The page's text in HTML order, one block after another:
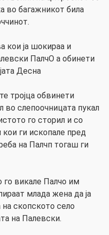
во багажникот била
кои ја шокираа и
ПалчО а обинети
Десна
тројца обвинети
слепоочницата пукал
го сторил и со
ги ископале пред
на Палчп тогаш ги
го викале Палчо им
млада жена да ја
на скопското село
на Палевски.